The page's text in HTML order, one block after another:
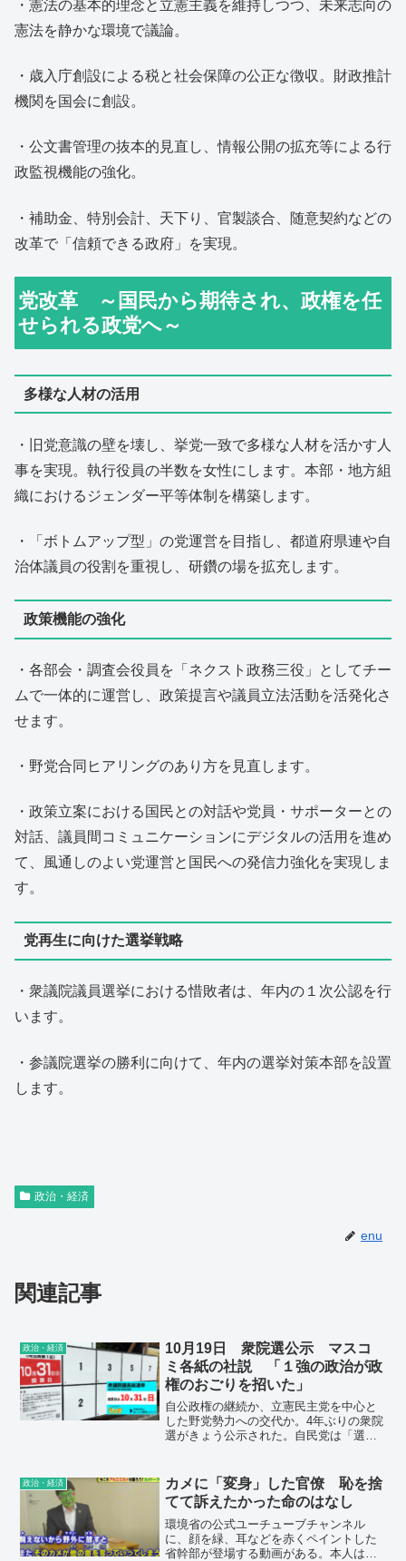
・憲法の基本的理念と立憲主義を維持しつつ、未来志向の
憲法を静かな環境で議論。
・歳入庁創設による税と社会保障の公正な徴収。財政推計
機関を国会に創設。
・公文書管理の抜本的見直し、情報公開の拡充等による行
政監視機能の強化。
・補助金、特別会計、天下り、官製談合、随意契約などの
改革で「信頼できる政府」を実現。
党改革 ～国民から期待され、政権を任
せられる政党へ～
多様な人材の活用
・旧党意識の壁を壊し、挙党一致で多様な人材を活かす人
事を実現。執行役員の半数を女性にします。本部・地方組
織におけるジェンダー平等体制を構築します。
・「ボトムアップ型」の党運営を目指し、都道府県連や自
治体議員の役割を重視し、研鑽の場を拡充します。
政策機能の強化
・各部会・調査会役員を「ネクスト政務三役」としてチー
ムで一体的に運営し、政策提言や議員立法活動を活発化さ
せます。
・野党合同ヒアリングのあり方を見直します。
・政策立案における国民との対話や党員・サポーターとの
対話、議員間コミュニケーションにデジタルの活用を進め
て、風通しのよい党運営と国民への発信力強化を実現しま
す。
党再生に向けた選挙戦略
・衆議院議員選挙における惜敗者は、年内の１次公認を行
います。
・参議院選挙の勝利に向けて、年内の選挙対策本部を設置
します。
政治・経済
enu
関連記事
政治・経済
10月19日 衆院選公示 マスコ
ミ各紙の社説 「１強の政治が政
権のおごりを招いた」
自公政権の継続か、立憲民主党を中心と
した野党勢力への交代か。4年ぶりの衆院
選がきょう公示された。自民党は「選挙
で、その力量は未知数のままだ。一方の
野党は、多くの選挙区で候補者を一本化
したが、批判票の受け皿を超えて、政権
を託せると認めてもらえるか、課題は多
い。安倍・菅両政権の9年近く、「1強」
といわれた巨大与党体制がもたらした弊
政治・経済
カメに「変身」した官僚 恥を捨
てて訴えたかった命のはなし
環境省の公式ユーチューブチャンネル
に、顔を緑、耳などを赤くペイントした
省幹部が登場する動画がある。本人は